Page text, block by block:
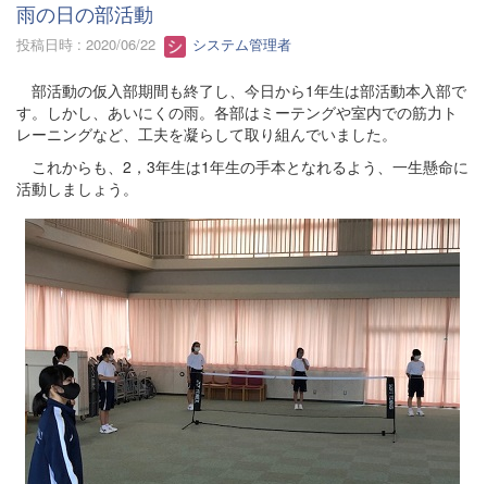
雨の日の部活動
投稿日時 : 2020/06/22 システム管理者
部活動の仮入部期間も終了し、今日から1年生は部活動本入部で
す。しかし、あいにくの雨。各部はミーテングや室内での筋力ト
レーニングなど、工夫を凝らして取り組んでいました。
これからも、2，3年生は1年生の手本となれるよう、一生懸命に
活動しましょう。